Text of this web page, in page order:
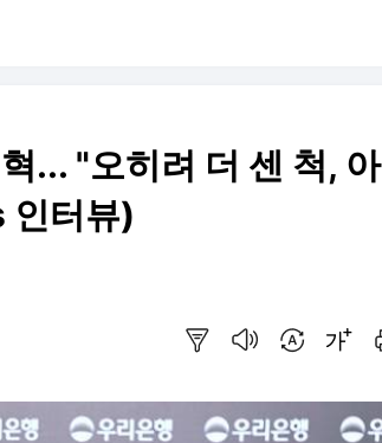
... "오히려 더 센 척, 아
인터뷰)